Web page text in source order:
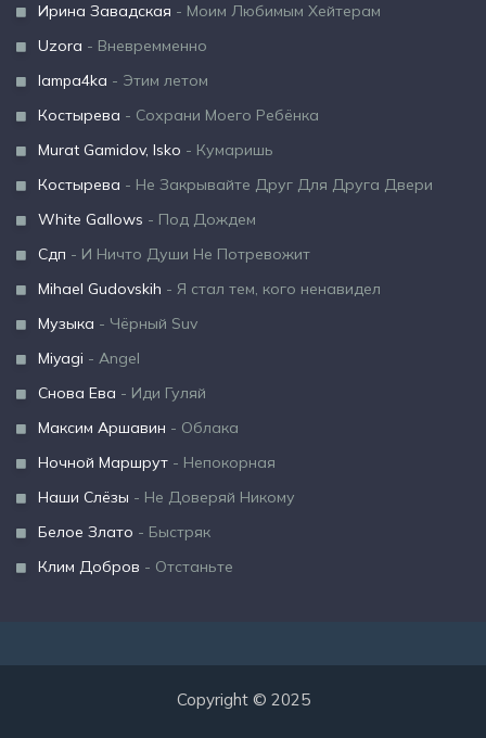
Ирина Завадская - Моим Любимым Хейтерам
Uzora - Вневремменно
lampa4ka - Этим летом
Костырева - Сохрани Моего Ребёнка
Murat Gamidov, Isko - Кумаришь
Костырева - Не Закрывайте Друг Для Друга Двери
White Gallows - Под Дождем
Сдп - И Ничто Души Не Потревожит
Mihael Gudovskih - Я стал тем, кого ненавидел
Музыка - Чёрный Suv
Miyagi - Angel
Снова Ева - Иди Гуляй
Максим Аршавин - Облака
Ночной Маршрут - Непокорная
Наши Слёзы - Не Доверяй Никому
Белое Злато - Быстряк
Клим Добров - Отстаньте
Copyright © 2025